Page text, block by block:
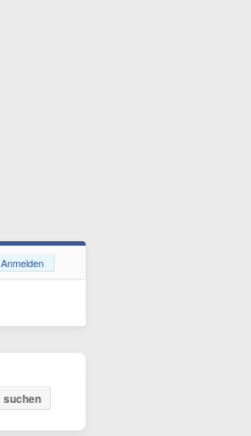
Anmelden
suchen